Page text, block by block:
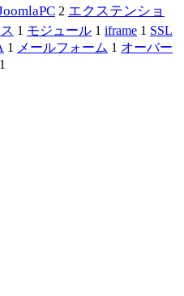
2 エクステンショ
1 モジュール 1 iframe 1 SSL
1 メールフォーム 1 オーバー
1